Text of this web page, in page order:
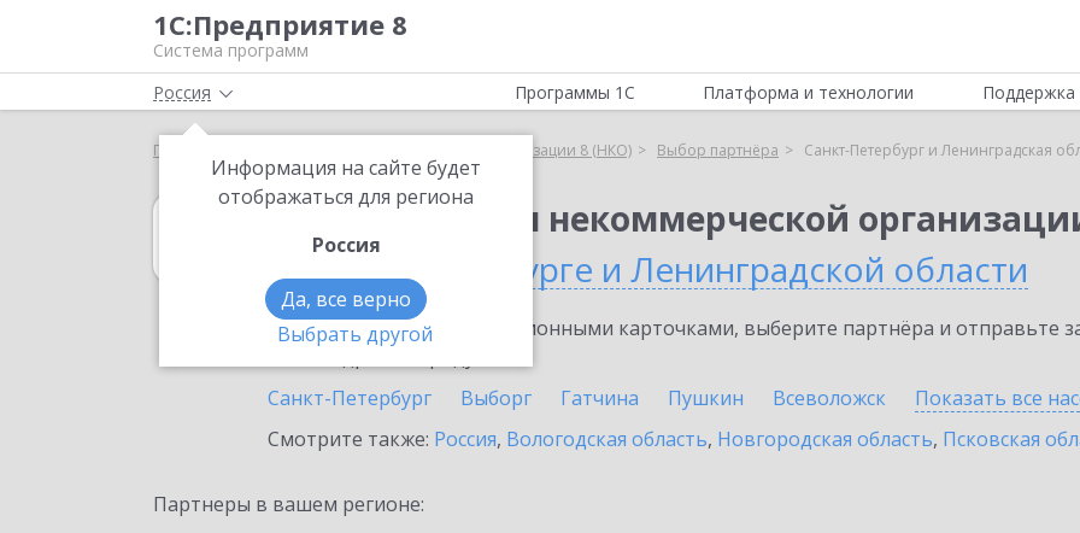
1С:Предприятие 8
Система программ
Россия
Информация на сайте будет
отображаться для региона
Россия
Да, все верно
Выбрать другой
Программы 1С Платформа и технологии Поддержка
Главная 1С:Бухгалтерия некоммерческой организации 8 (НКО) Выбор партнёра Санкт-Петербург и Ленинградская
1С:Бухгалтерия некоммерческой
в Санкт-Петербурге и Ленинградской области
Ознакомьтесь с информационными карточками, выберите партнёра и отправьте
Санкт-Петербург
Выборг Гатчина Пушкин Всеволожск Показать все
Смотрите также: Россия, Вологодская область, Новгородская область, Псковская
Партнеры в вашем регионе: